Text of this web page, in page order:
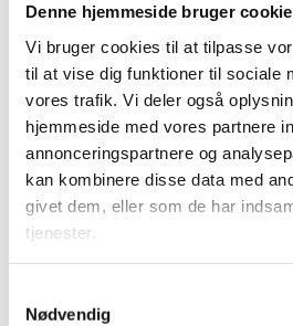
Denne hjemmeside bruger
Vi bruger cookies til at tilpasse
til at vise dig funktioner til sociale
vores trafik. Vi deler også
hjemmeside med vores partnere
annonceringspartnere og
kan kombinere disse data med
givet dem, eller som de har
tjenester.
Nødvendig
januar 2016
december 2015
november 2015
oktober 2015
september 2015
august 2015
juni 2015